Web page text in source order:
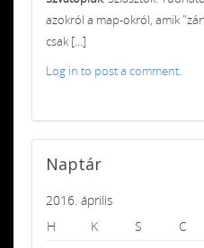
azokról a map-okról, amik
csak [...]
Log in to post a comment.
Naptár
2016. április
H
K S C